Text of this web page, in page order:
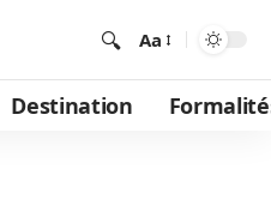
Aa
Destination